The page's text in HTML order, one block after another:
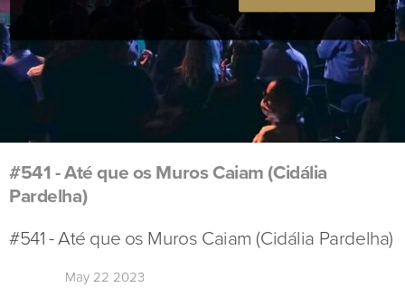
#541 - Até que os Muros Caiam (Cidália
Pardelha)
#541 - Até que os Muros Caiam (Cidália Pardelha)
May 22 2023